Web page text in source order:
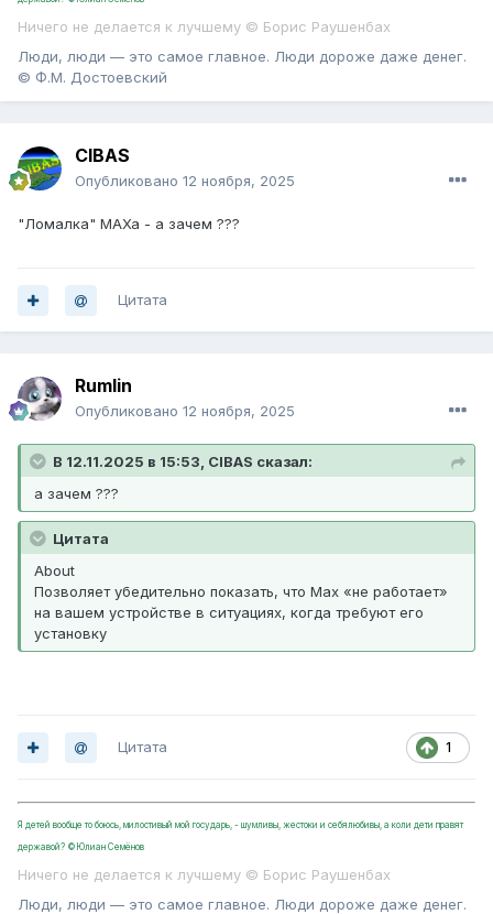
Ничего не делается к лучшему © Борис Раушенбах
Люди, люди — это самое главное. Люди дороже даже денег.
© Ф.М. Достоевский
CIBAS
Опубликовано 12 ноября, 2025
"Ломалка" МАХа - а зачем ???
Цитата
Rumlin
Опубликовано 12 ноября, 2025
В 12.11.2025 в 15:53, CIBAS сказал:
а зачем ???
Цитата
About
Позволяет убедительно показать, что Max «не работает»
на вашем устройстве в ситуациях, когда требуют его
установку
1
Цитата
Я детей вообще то боюсь, милостивый мой государь, - шумливы, жестоки и себялюбивы, а коли дети правят
державой? ©Юлиан Семёнов
Ничего не делается к лучшему © Борис Раушенбах
Люди, люди — это самое главное. Люди дороже даже денег.